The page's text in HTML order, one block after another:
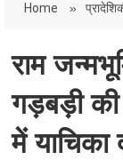
Home »
राम
गड़बड़ी की
में याचिका